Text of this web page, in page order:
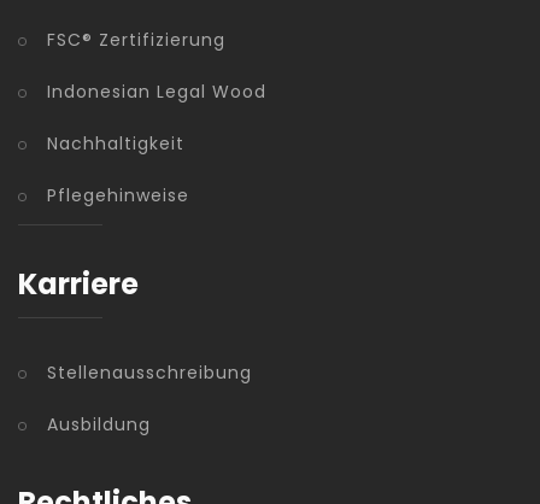
FSC® Zertifizierung
Indonesian Legal Wood
Nachhaltigkeit
Pflegehinweise
Karriere
Stellenausschreibung
Ausbildung